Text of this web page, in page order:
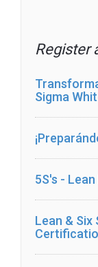
Register
Sigma
5S's -
Lean & Six